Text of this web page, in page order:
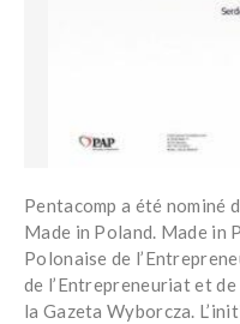
Pentacomp a été nominé
Made in Poland. Made in
Polonaise de
de l’Entrepreneuriat et
la Gazeta Wyborcza.